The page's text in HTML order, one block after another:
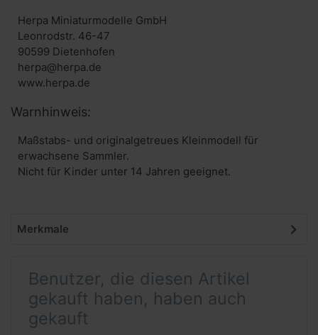
Herpa Miniaturmodelle GmbH
Leonrodstr. 46-47
90599 Dietenhofen
herpa@herpa.de
www.herpa.de
Warnhinweis:
Maßstabs- und originalgetreues Kleinmodell für
erwachsene Sammler.
Nicht für Kinder unter 14 Jahren geeignet.
Merkmale
Benutzer, die diesen Artikel
gekauft haben, haben auch
gekauft